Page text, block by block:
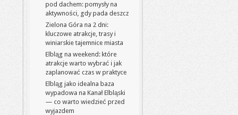
pod dachem: pomysły na
aktywności, gdy pada deszcz
Zielona Góra na 2 dni:
kluczowe atrakcje, trasy i
winiarskie tajemnice miasta
Elbląg na weekend: które
atrakcje warto wybrać i jak
zaplanować czas w praktyce
Elbląg jako idealna baza
wypadowa na Kanał Elbląski
— co warto wiedzieć przed
wyjazdem